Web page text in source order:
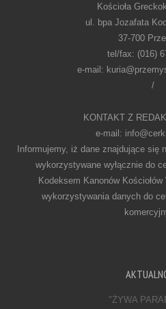
Kościoła
ul. bpa Jozafata
37-700
tel/fax: (016)
e-mail:
/
KONTAKT Z
e-mail:
Informujemy, iż dane znajdujące się
wykorzystywane wyłącznie do
Kodeksem Kanonów
wykorzystywania danych do
"ŻYWA